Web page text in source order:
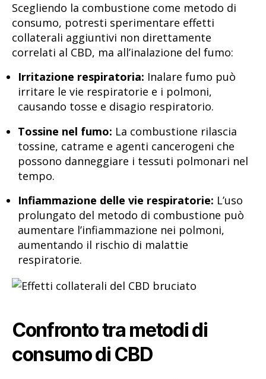
Scegliendo la combustione come metodo di
consumo, potresti sperimentare effetti
collaterali aggiuntivi non direttamente
correlati al CBD, ma all’inalazione del fumo:
Irritazione respiratoria: Inalare fumo può
irritare le vie respiratorie e i polmoni,
causando tosse e disagio respiratorio.
Tossine nel fumo: La combustione rilascia
tossine, catrame e agenti cancerogeni che
possono danneggiare i tessuti polmonari nel
tempo.
Infiammazione delle vie respiratorie: L’uso
prolungato del metodo di combustione può
aumentare l’infiammazione nei polmoni,
aumentando il rischio di malattie
respiratorie.
Confronto tra metodi di
consumo di CBD